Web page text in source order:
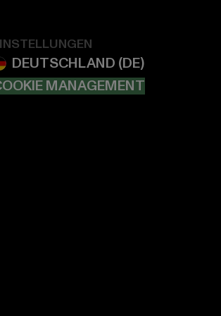
MANAGEMENT